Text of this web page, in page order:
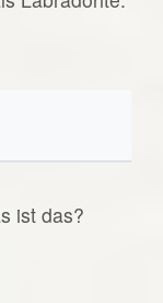
ist das?